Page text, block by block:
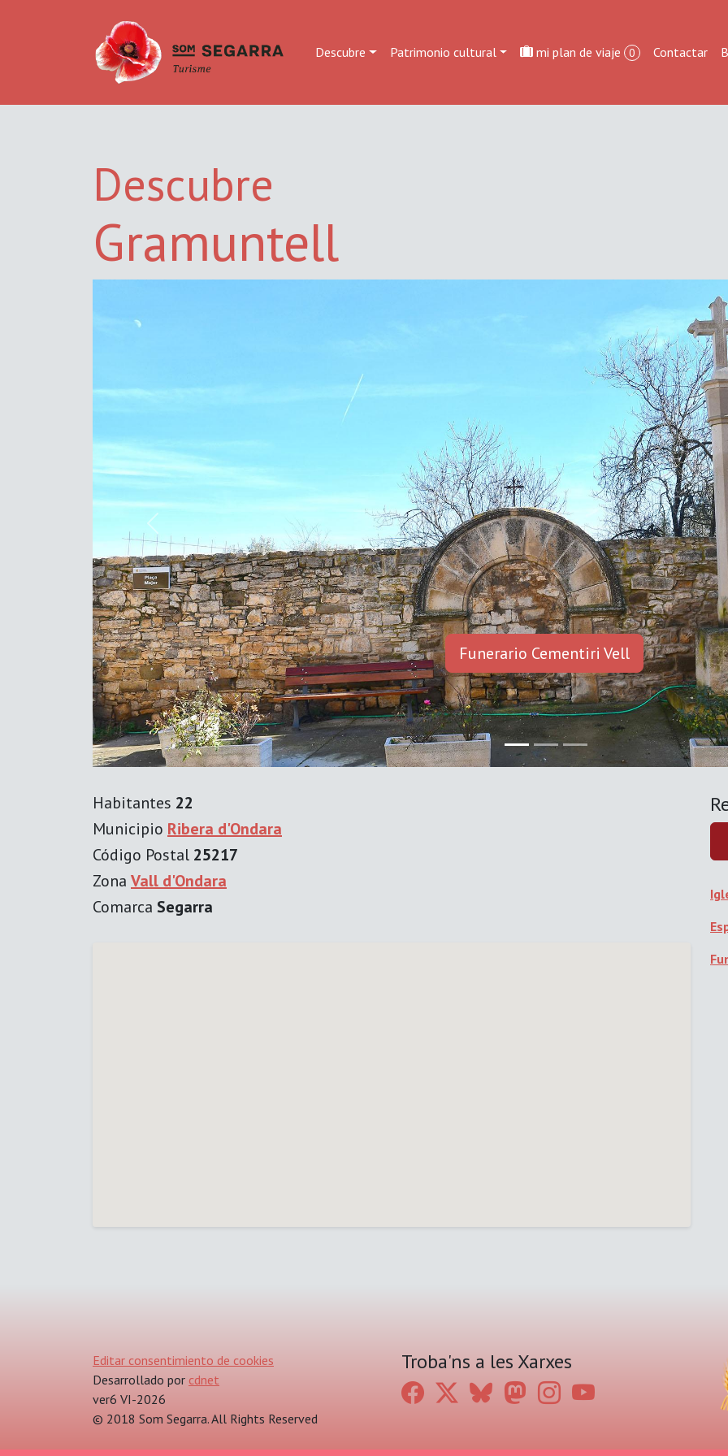
Descubre Patrimonio cultural mi plan de viaje 0 Contactar
Descubre
Gramuntell
Funerario Cementiri Vell
Previous
Habitantes 22
Municipio Ribera d'Ondara
Código Postal 25217
Zona Vall d'Ondara
Comarca Segarra
Editar consentimiento de cookies
Desarrollado por cdnet
ver6 VI-2026
© 2018 Som Segarra. All Rights Reserved
Troba'ns a les Xarxes